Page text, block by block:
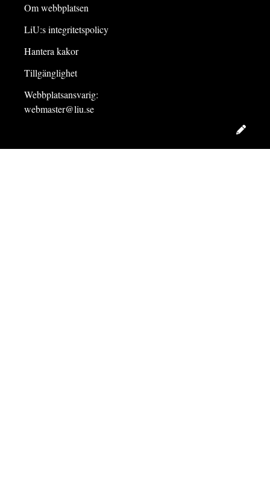
Om webbplatsen
LiU:s integritetspolicy
Hantera kakor
Tillgänglighet
Webbplatsansvarig:
webmaster@liu.se